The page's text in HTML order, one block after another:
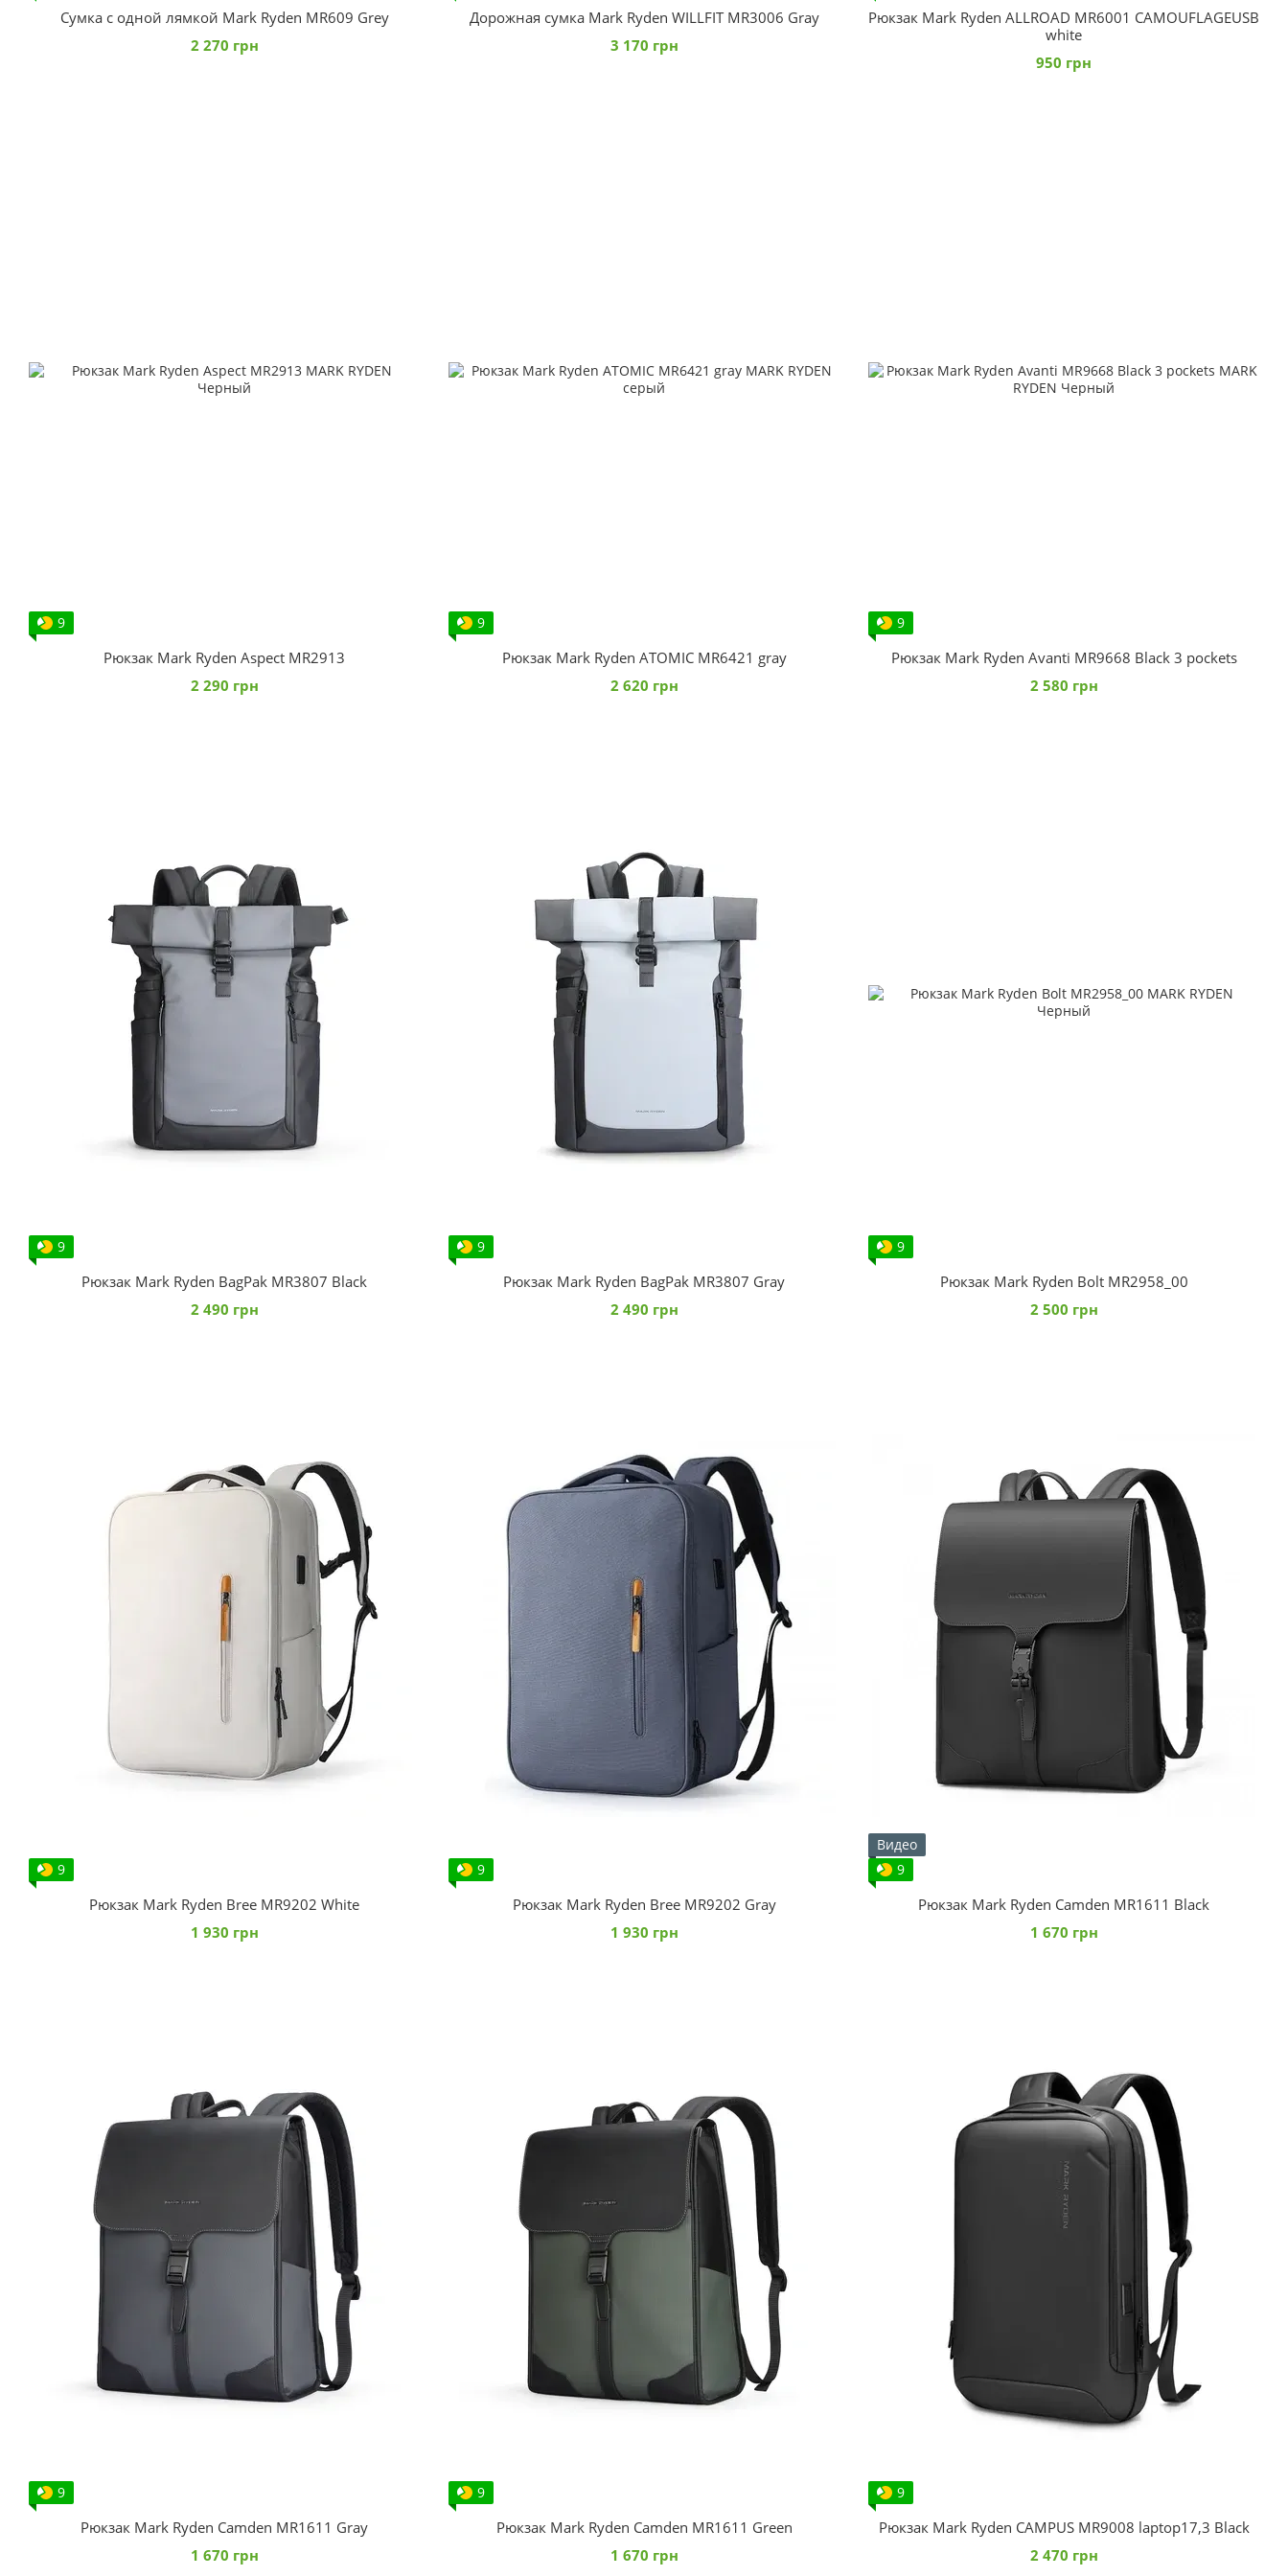
Сумка с одной лямкой Mark Ryden MR609 Grey
2 270 грн
Дорожная сумка Mark Ryden WILLFIT MR3006 Gray
3 170 грн
Рюкзак Mark Ryden ALLROAD MR6001 CAMOUFLAGEUSB
white
950 грн
9
Рюкзак Mark Ryden Aspect MR2913
2 290 грн
9
Рюкзак Mark Ryden ATOMIC MR6421 gray
2 620 грн
9
Рюкзак Mark Ryden Avanti MR9668 Black 3 pockets
2 580 грн
9
Рюкзак Mark Ryden BagPak MR3807 Black
2 490 грн
9
Рюкзак Mark Ryden BagPak MR3807 Gray
2 490 грн
9
Рюкзак Mark Ryden Bolt MR2958_00
2 500 грн
9
Рюкзак Mark Ryden Bree MR9202 White
1 930 грн
9
Рюкзак Mark Ryden Bree MR9202 Gray
1 930 грн
Видео
9
Рюкзак Mark Ryden Camden MR1611 Black
1 670 грн
9
Рюкзак Mark Ryden Camden MR1611 Gray
1 670 грн
9
Рюкзак Mark Ryden Camden MR1611 Green
1 670 грн
9
Рюкзак Mark Ryden CAMPUS MR9008 laptop17,3 Black
2 470 грн